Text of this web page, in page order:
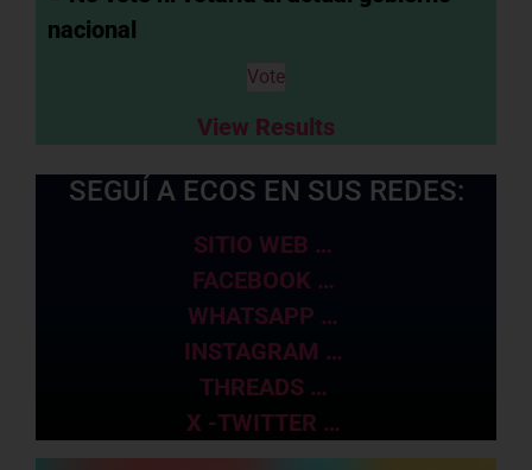
nacional
View Results
SEGUÍ A ECOS EN SUS REDES:
SITIO WEB …
FACEBOOK …
WHATSAPP …
INSTAGRAM …
THREADS …
X -TWITTER …